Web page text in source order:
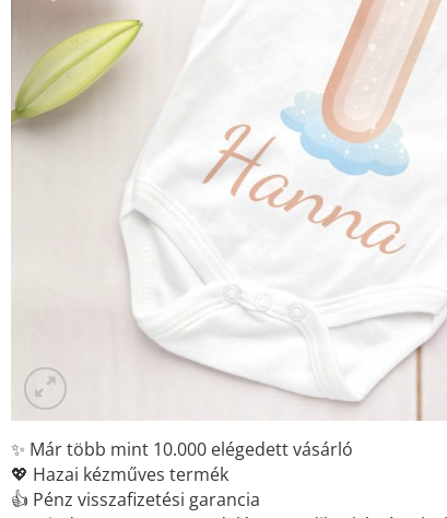
✨ Már több mint 10.000 elégedett vásárló
💖 Hazai kézműves termék
👍 Pénz visszafizetési garancia